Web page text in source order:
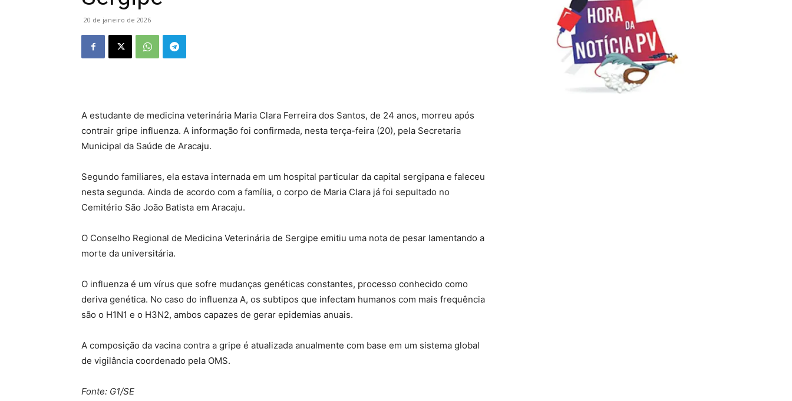
20 de janeiro de 2026
A estudante de medicina veterinária Maria Clara Ferreira dos Santos, de 24 anos, morreu após
contrair gripe influenza. A informação foi confirmada, nesta terça-feira (20), pela Secretaria
Municipal da Saúde de Aracaju.
Segundo familiares, ela estava internada em um hospital particular da capital sergipana e faleceu
nesta segunda. Ainda de acordo com a família, o corpo de Maria Clara já foi sepultado no
Cemitério São João Batista em Aracaju.
O Conselho Regional de Medicina Veterinária de Sergipe emitiu uma nota de pesar lamentando a
morte da universitária.
O influenza é um vírus que sofre mudanças genéticas constantes, processo conhecido como
deriva genética. No caso do influenza A, os subtipos que infectam humanos com mais frequência
são o H1N1 e o H3N2, ambos capazes de gerar epidemias anuais.
A composição da vacina contra a gripe é atualizada anualmente com base em um sistema global
de vigilância coordenado pela OMS.
Fonte: G1/SE